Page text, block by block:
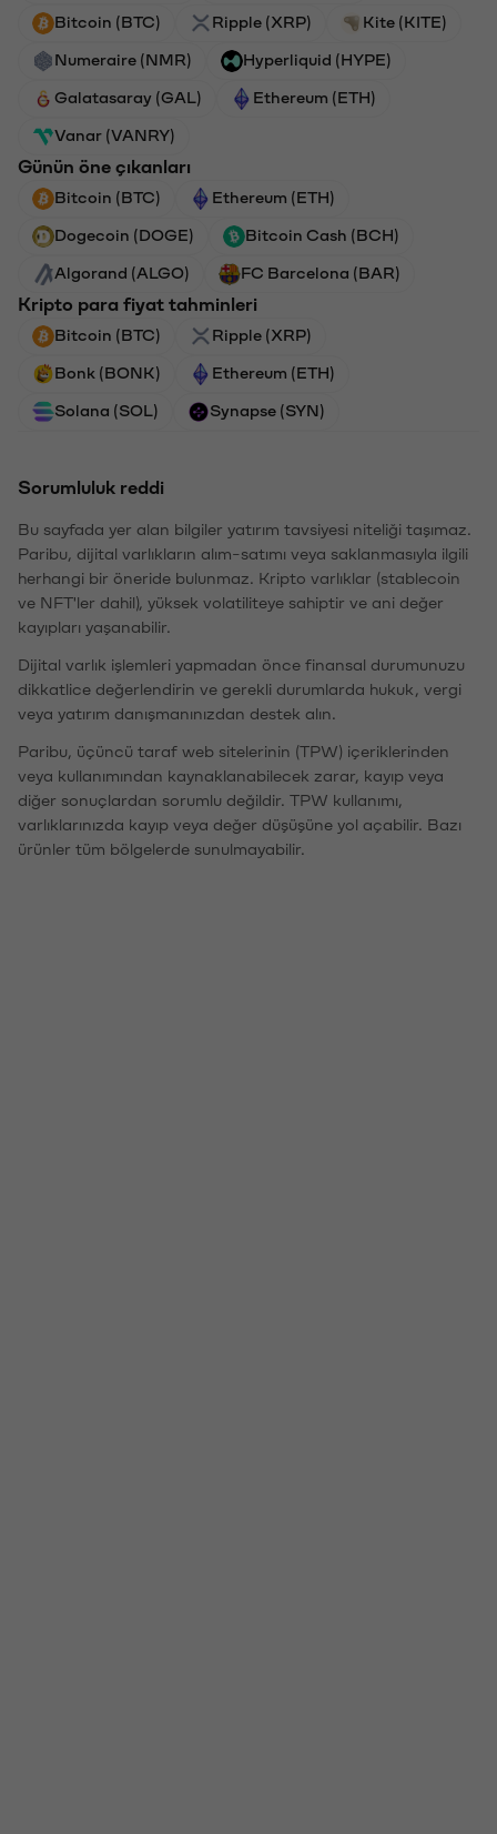
Bitcoin (BTC) Ripple (XRP) Kite (KITE)
Numeraire (NMR) Hyperliquid (HYPE)
Galatasaray (GAL) Ethereum (ETH)
Vanar (VANRY)
Günün öne çıkanları
Bitcoin (BTC) Ethereum (ETH)
Dogecoin (DOGE) Bitcoin Cash (BCH)
Algorand (ALGO) FC Barcelona (BAR)
Kripto para fiyat tahminleri
Bitcoin (BTC) Ripple (XRP)
Bonk (BONK) Ethereum (ETH)
Solana (SOL) Synapse (SYN)
Sorumluluk reddi
Bu sayfada yer alan bilgiler yatırım tavsiyesi niteliği taşımaz.
Paribu, dijital varlıkların alım-satımı veya saklanmasıyla ilgili
herhangi bir öneride bulunmaz. Kripto varlıklar (stablecoin
ve NFT'ler dahil), yüksek volatiliteye sahiptir ve ani değer
kayıpları yaşanabilir.
Dijital varlık işlemleri yapmadan önce finansal durumunuzu
dikkatlice değerlendirin ve gerekli durumlarda hukuk, vergi
veya yatırım danışmanınızdan destek alın.
Paribu, üçüncü taraf web sitelerinin (TPW) içeriklerinden
veya kullanımından kaynaklanabilecek zarar, kayıp veya
diğer sonuçlardan sorumlu değildir. TPW kullanımı,
varlıklarınızda kayıp veya değer düşüşüne yol açabilir. Bazı
ürünler tüm bölgelerde sunulmayabilir.